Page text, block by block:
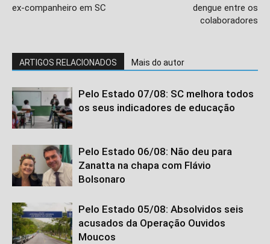
ex-companheiro em SC
dengue entre os
colaboradores
ARTIGOS RELACIONADOS Mais do autor
Pelo Estado 07/08: SC melhora todos
os seus indicadores de educação
Pelo Estado 06/08: Não deu para
Zanatta na chapa com Flávio
Bolsonaro
Pelo Estado 05/08: Absolvidos seis
acusados da Operação Ouvidos
Moucos